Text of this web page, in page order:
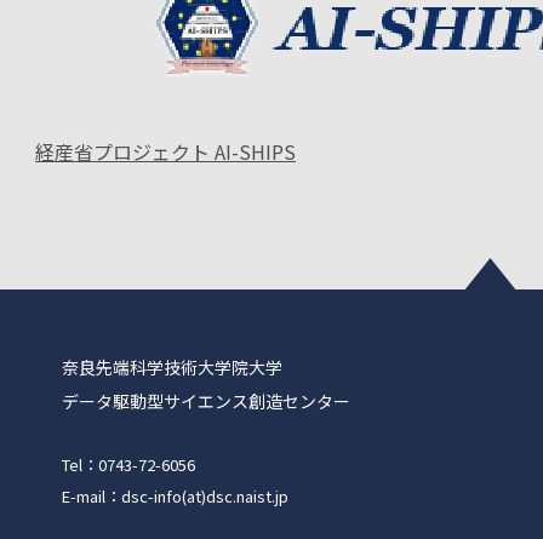
経産省プロジェクト AI-SHIPS
奈良先端科学技術大学院大学
データ駆動型サイエンス創造センター
Tel：0743-72-6056
E-mail：dsc-info(at)dsc.naist.jp